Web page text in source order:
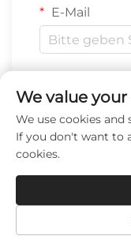
E-Mail
Name
We value
We use cookies
If you don't want to
cookies.